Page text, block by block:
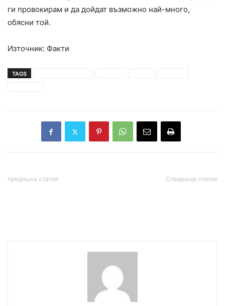
ги провокирам и да дойдат възможно най-много,
обясни той.
Източник: Факти
TAGS
предишна статия Следваща статия